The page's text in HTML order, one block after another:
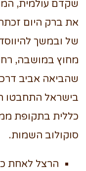
שקדם עולמית,
את ברק היום
של ובמשך
מחוץ במושבה,
שהביאה אביב
בישראל התחבטו
כללית בתקופת
סוקולוב השמות.
הרצל לאחת